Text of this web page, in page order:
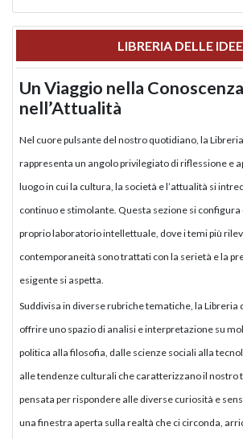
LIBRERIA DELLE IDEE
Un Viaggio nella
nell’Attualità
Nel cuore pulsante del nostro quotidiano, la
rappresenta un angolo privilegiato di riflessione e
luogo in cui la cultura, la società e l’attualità si
continuo e stimolante. Questa sezione si configura
proprio laboratorio intellettuale, dove i temi più
contemporaneità sono trattati con la serietà e la
esigente si aspetta.
Suddivisa in diverse rubriche tematiche, la Libreria
offrire uno spazio di analisi e interpretazione su
politica alla filosofia, dalle scienze sociali alla
alle tendenze culturali che caratterizzano il nostro
pensata per rispondere alle diverse curiosità e
una finestra aperta sulla realtà che ci circonda,